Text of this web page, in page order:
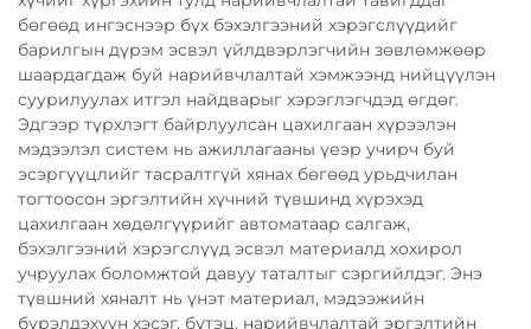
бөгөөд ингэснээр бүх бэхэлгээний хэрэгслүүдийг
барилгын дүрэм эсвэл үйлдвэрлэгчийн зөвлөмжөөр
шаардагдаж буй нарийвчлалтай хэмжээнд нийцүүлэн
суурилуулах итгэл найдварыг хэрэглэгчдэд өгдөг.
Эдгээр түрхлэгт байрлуулсан цахилгаан хүрээлэн
мэдээлэл систем нь ажиллагааны үеэр учирч буй
эсэргүүцлийг тасралтгүй хянах бөгөөд урьдчилан
тогтоосон эргэлтийн хүчний түвшинд хүрэхэд
цахилгаан хөдөлгүүрийг автоматаар салгаж,
бэхэлгээний хэрэгслүүд эсвэл материалд хохирол
учруулах боломжтой давуу таталтыг сэргийлдэг. Энэ
түвшний хяналт нь үнэт материал, мэдээжийн
бүрэлдэхүүн хэсэг, бүтэц, нарийвчлалтай эргэлтийн